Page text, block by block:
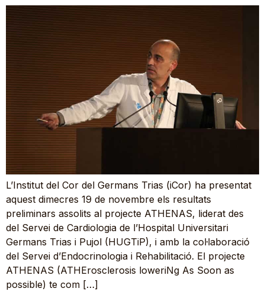
L’Institut del Cor del Germans Trias (iCor) ha presentat
aquest dimecres 19 de novembre els resultats
preliminars assolits al projecte ATHENAS, liderat des
del Servei de Cardiologia de l’Hospital Universitari
Germans Trias i Pujol (HUGTiP), i amb la col·laboració
del Servei d’Endocrinologia i Rehabilitació. El projecte
ATHENAS (ATHErosclerosis loweriNg As Soon as
possible) te com […]